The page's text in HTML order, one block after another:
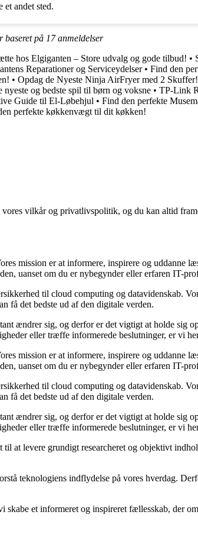
andet sted.
baseret på 17anmeldelser
hos Elgiganten – Store udvalg og gode tilbud! •
Reparationer og Serviceydelser• Find den
• Opdag de Nyeste Ninja AirFryer med 2 Skuffer!
nyeste og bedste spil til børn og voksne • TP-Link
Guide til El-Løbehjul • Find den perfekte
perfekte køkkenvægt til dit køkken!
vilkår og privatlivspolitik, og du kan altid
mission er at informere, inspirere og uddanne
uanset om du er nybegynder eller erfaren IT-
til cloud computing og datavidenskab.
få det bedste ud af den digitale verden.
ændrer sig, og derfor er det vigtigt at holde sig
eller træffe informerede beslutninger, er vi
mission er at informere, inspirere og uddanne
uanset om du er nybegynder eller erfaren IT-
til cloud computing og datavidenskab.
få det bedste ud af den digitale verden.
ændrer sig, og derfor er det vigtigt at holde sig
eller træffe informerede beslutninger, er vi
at levere grundigt researcheret og objektivt
teknologiens indflydelse på vores hverdag.
et informeret og inspireret fællesskab, der